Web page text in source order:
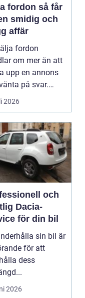
så får
smidig och
affär
fordon
om mer än att
upp en annons
på svar.
vill få en bra
2026
och
Dacia-
för din bil
sin bil är
för att
dess
2026